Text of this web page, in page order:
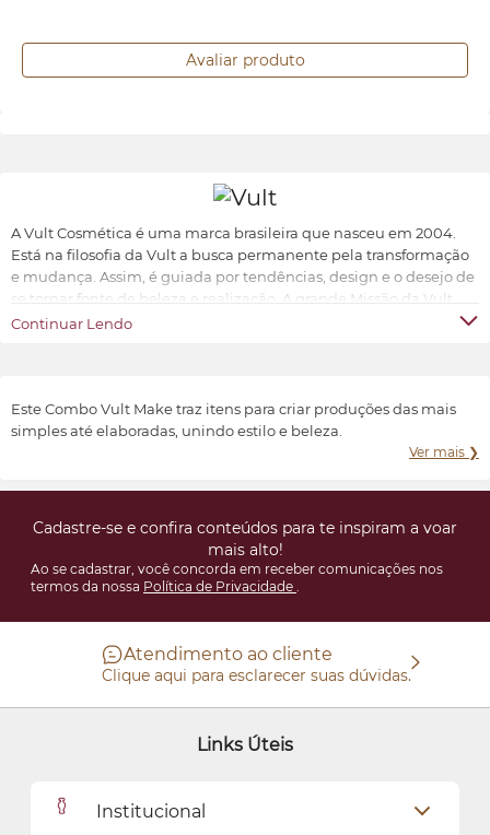
Avaliar produto
A Vult Cosmética é uma marca brasileira que nasceu em 2004.
Está na filosofia da Vult a busca permanente pela transformação
e mudança. Assim, é guiada por tendências, design e o desejo de
se tornar fonte de beleza e realização. A grande Missão da Vult
Cosmética é oferecer ao universo feminino a possibilidade de ter
Continuar Lendo
Este Combo Vult Make traz itens para criar produções das mais
simples até elaboradas, unindo estilo e beleza.
Ver mais ❯
Cadastre-se e confira conteúdos para te inspiram a voar
mais alto!
Ao se cadastrar, você concorda em receber comunicações nos
termos da nossa Política de Privacidade .
Atendimento ao cliente
Clique aqui para esclarecer suas dúvidas.
Links Úteis
Institucional